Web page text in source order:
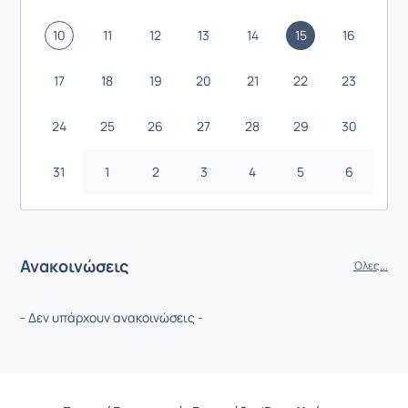
10 11 12 13 14 15 16
17 18 19 20 21 22 23
24 25 26 27 28 29 30
31 1 2 3 4 5 6
Ανακοινώσεις Όλες...
- Δεν υπάρχουν ανακοινώσεις -